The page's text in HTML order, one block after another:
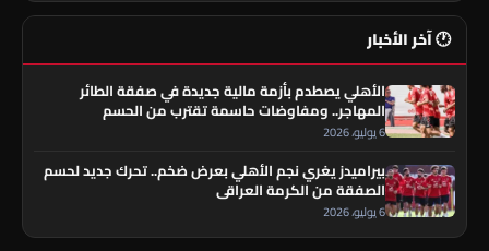
🕐 آخر الأخبار
الأهلي يصطدم بأزمة مالية جديدة في صفقة الطائر
المهاجر.. ومفاوضات حاسمة تقترب من الحسم
6 يوليو، 2026
بيراميدز يغري نجم الأهلي بعرض ضخم.. تحرك جديد لحسم
الصفقة من الكرمة العراقي
6 يوليو، 2026